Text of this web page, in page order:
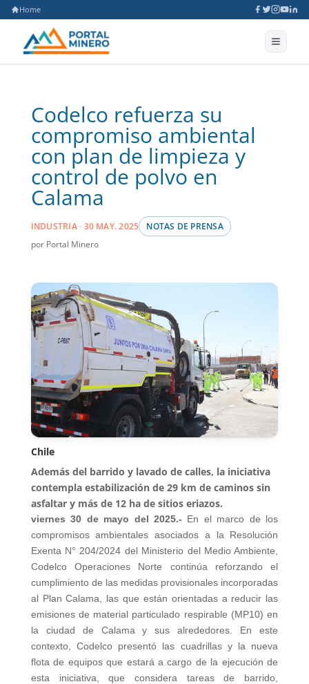
Home
Codelco refuerza su
compromiso ambiental
con plan de limpieza y
control de polvo en
Calama
INDUSTRIA · 30 MAY. 2025 NOTAS DE PRENSA
por Portal Minero
Chile
Además del barrido y lavado de calles, la iniciativa
contempla estabilización de 29 km de caminos sin
asfaltar y más de 12 ha de sitios eriazos.
viernes 30 de mayo del 2025.- En el marco de los
compromisos ambientales asociados a la Resolución
Exenta N° 204/2024 del Ministerio del Medio Ambiente,
Codelco Operaciones Norte continúa reforzando el
cumplimiento de las medidas provisionales incorporadas
al Plan Calama, las que están orientadas a reducir las
emisiones de material particulado respirable (MP10) en
la ciudad de Calama y sus alrededores. En este
contexto, Codelco presentó las cuadrillas y la nueva
flota de equipos que estará a cargo de la ejecución de
esta iniciativa, que considera tareas de barrido,